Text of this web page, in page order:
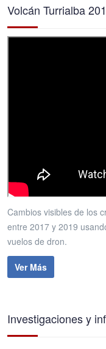
Volcán Turrialba
Cambios visibles de los
entre 2017 y 2019
vuelos de dron.
Ver Más
Investigaciones y